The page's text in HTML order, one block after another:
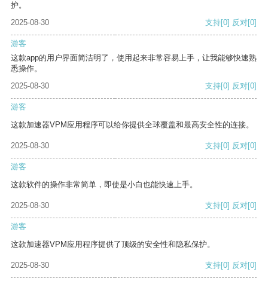
护。
2025-08-30
支持[0] 反对[0]
游客
这款app的用户界面简洁明了，使用起来非常容易上手，让我能够快速熟
悉操作。
2025-08-30
支持[0] 反对[0]
游客
这款加速器VPM应用程序可以给你提供全球覆盖和最高安全性的连接。
2025-08-30 支持[0] 反对[0]
游客
这款软件的操作非常简单，即使是小白也能快速上手。
2025-08-30 支持[0] 反对[0]
游客
这款加速器VPM应用程序提供了顶级的安全性和隐私保护。
2025-08-30 支持[0] 反对[0]